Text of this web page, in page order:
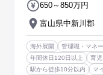
富山県中新川郡
650～850万円
海外展開 管理職・マネ
年間休日120日以上
育
駅から徒歩10分以内
マ